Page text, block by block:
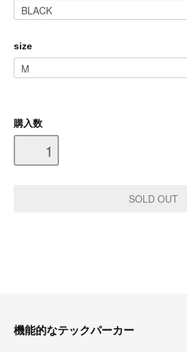
size
購入数
機能的なテックパーカー